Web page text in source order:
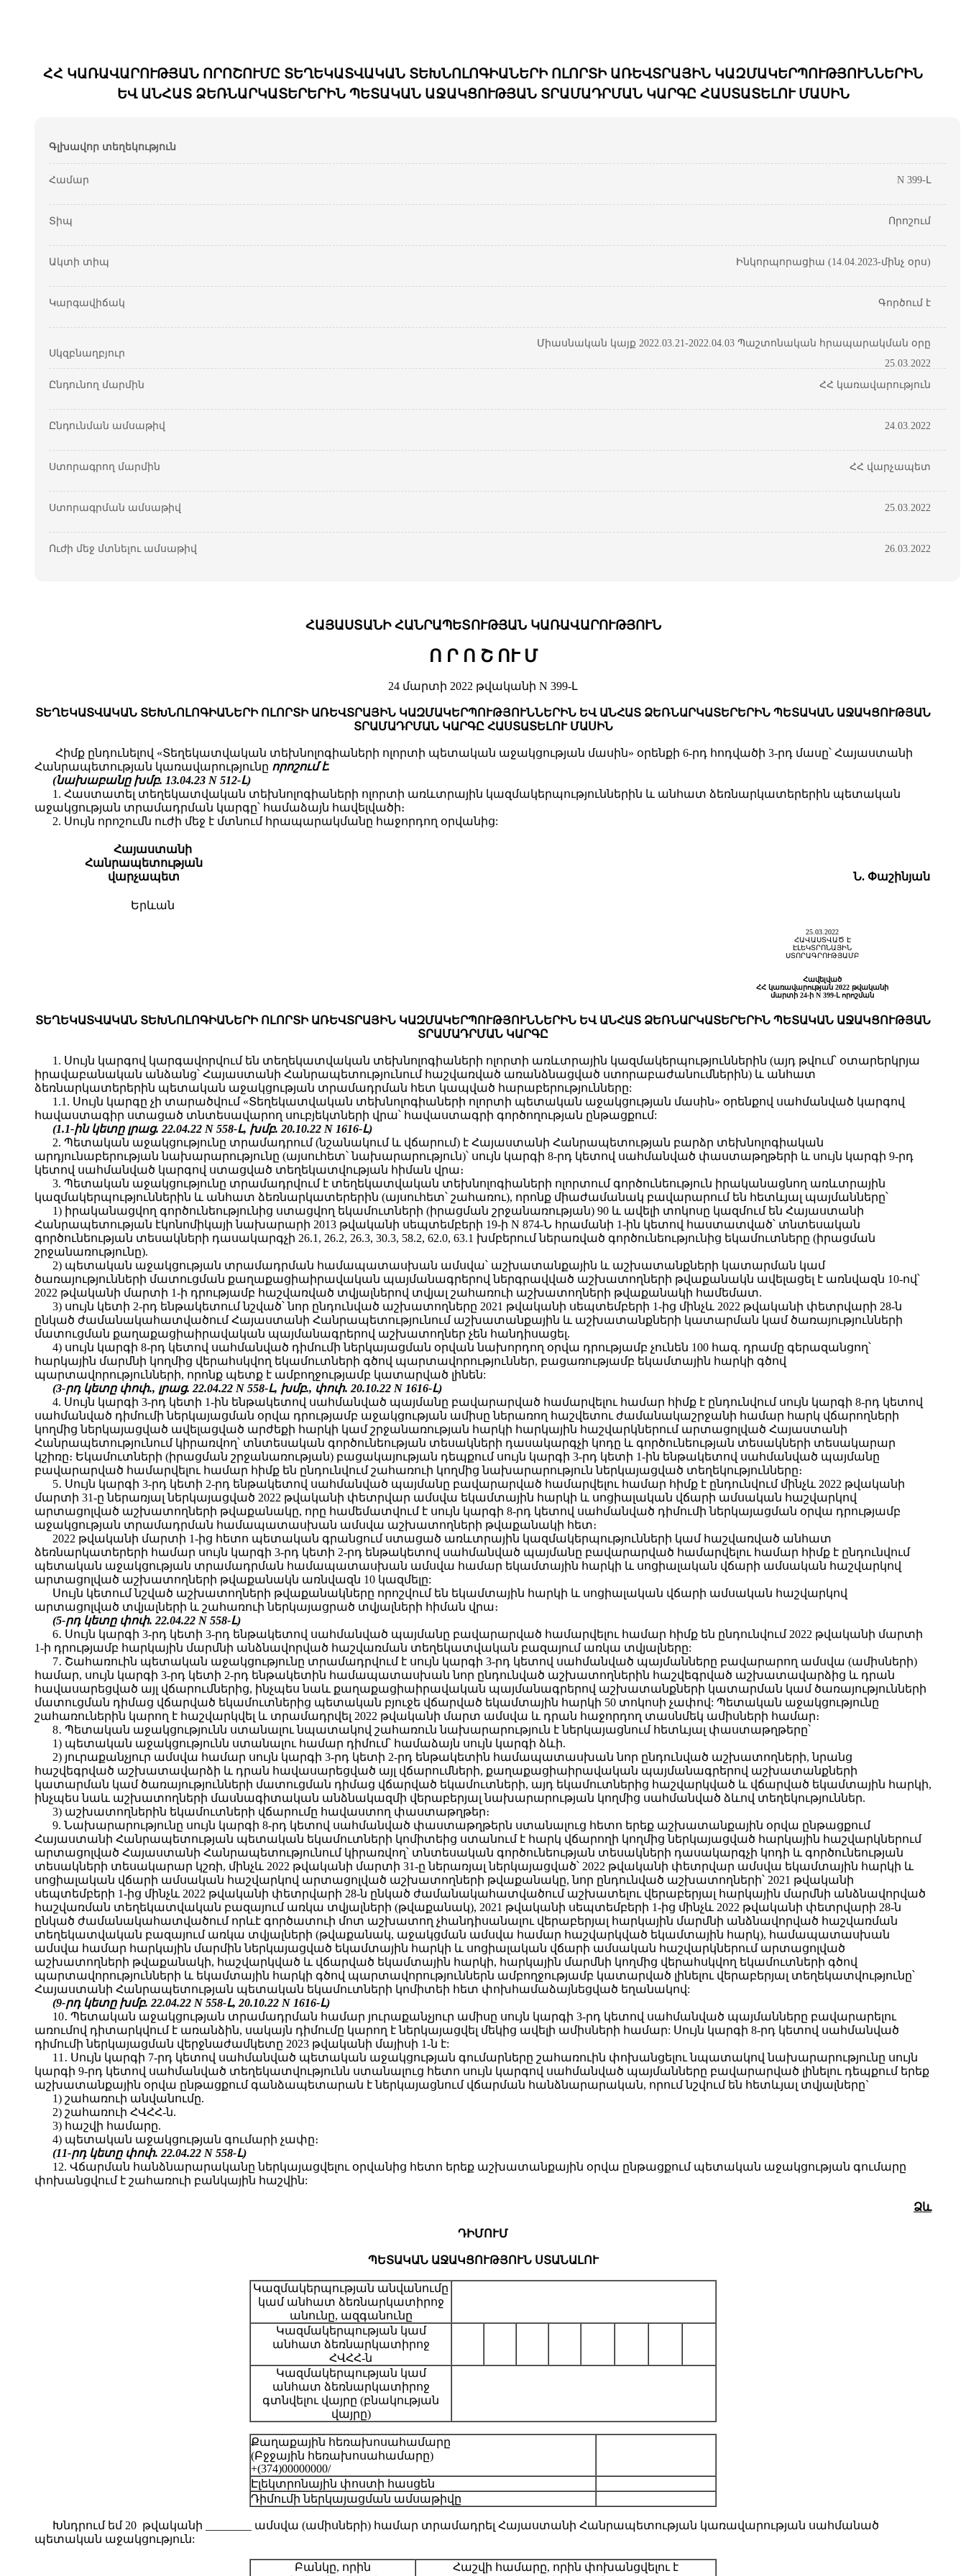
ՀՀ ԿԱՌԱՎԱՐՈՒԹՅԱՆ ՈՐՈՇՈՒՄԸ ՏԵՂԵԿԱՏՎԱԿԱՆ ՏԵԽՆՈԼՈԳԻԱՆԵՐԻ ՈԼՈՐՏԻ ԱՌԵՎՏՐԱՅԻՆ ԿԱԶՄԱԿԵՐՊՈՒԹՅՈՒՆՆԵՐԻՆ
ԵՎ ԱՆՀԱՏ ՁԵՌՆԱՐԿԱՏԵՐԵՐԻՆ ՊԵՏԱԿԱՆ ԱՋԱԿՑՈՒԹՅԱՆ ՏՐԱՄԱԴՐՄԱՆ ԿԱՐԳԸ ՀԱՍՏԱՏԵԼՈՒ ՄԱՍԻՆ
Գլխավոր տեղեկություն
Համար N 399-Լ
Տիպ Որոշում
Ակտի տիպ Ինկորպորացիա (14.04.2023-մինչ օրս)
Կարգավիճակ Գործում է
Սկզբնաղբյուր
Միասնական կայք 2022.03.21-2022.04.03 Պաշտոնական հրապարակման օրը
25.03.2022
Ընդունող մարմին
ՀՀ կառավարություն
Ընդունման ամսաթիվ 24.03.2022
Ստորագրող մարմին ՀՀ վարչապետ
Ստորագրման ամսաթիվ 25.03.2022
Ուժի մեջ մտնելու ամսաթիվ 26.03.2022
ՀԱՅԱՍՏԱՆԻ ՀԱՆՐԱՊԵՏՈՒԹՅԱՆ ԿԱՌԱՎԱՐՈՒԹՅՈՒՆ
Ո Ր Ո Շ ՈՒ Մ
24 մարտի 2022 թվականի N 399-Լ
ՏԵՂԵԿԱՏՎԱԿԱՆ ՏԵԽՆՈԼՈԳԻԱՆԵՐԻ ՈԼՈՐՏԻ ԱՌԵՎՏՐԱՅԻՆ ԿԱԶՄԱԿԵՐՊՈՒԹՅՈՒՆՆԵՐԻՆ ԵՎ ԱՆՀԱՏ ՁԵՌՆԱՐԿԱՏԵՐԵՐԻՆ ՊԵՏԱԿԱՆ ԱՋԱԿՑՈՒԹՅԱՆ
ՏՐԱՄԱԴՐՄԱՆ ԿԱՐԳԸ ՀԱՍՏԱՏԵԼՈՒ ՄԱՍԻՆ
Հիմք ընդունելով «Տեղեկատվական տեխնոլոգիաների ոլորտի պետական աջակցության մասին» օրենքի 6-րդ հոդվածի 3-րդ մասը՝ Հայաստանի
Հանրապետության կառավարությունը որոշում է.
(նախաբանը խմբ. 13.04.23 N 512-Լ)
1. Հաստատել տեղեկատվական տեխնոլոգիաների ոլորտի առևտրային կազմակերպություններին և անհատ ձեռնարկատերերին պետական
աջակցության տրամադրման կարգը՝ համաձայն հավելվածի։
2. Սույն որոշումն ուժի մեջ է մտնում հրապարակմանը հաջորդող օրվանից:
Հայաստանի
Հանրապետության
վարչապետ Ն. Փաշինյան
Երևան
25.03.2022
ՀԱՎԱՍՏՎԱԾ Է
ԷԼԵԿՏՐՈՆԱՅԻՆ
ՍՏՈՐԱԳՐՈՒԹՅԱՄԲ
Հավելված
ՀՀ կառավարության 2022 թվականի
մարտի 24-ի N 399-Լ որոշման
ՏԵՂԵԿԱՏՎԱԿԱՆ ՏԵԽՆՈԼՈԳԻԱՆԵՐԻ ՈԼՈՐՏԻ ԱՌԵՎՏՐԱՅԻՆ ԿԱԶՄԱԿԵՐՊՈՒԹՅՈՒՆՆԵՐԻՆ ԵՎ ԱՆՀԱՏ ՁԵՌՆԱՐԿԱՏԵՐԵՐԻՆ ՊԵՏԱԿԱՆ ԱՋԱԿՑՈՒԹՅԱՆ
ՏՐԱՄԱԴՐՄԱՆ ԿԱՐԳԸ
1. Սույն կարգով կարգավորվում են տեղեկատվական տեխնոլոգիաների ոլորտի առևտրային կազմակերպություններին (այդ թվում՝ օտարերկրյա
իրավաբանական անձանց՝ Հայաստանի Հանրապետությունում հաշվառված առանձնացված ստորաբաժանումներին) և անհատ
ձեռնարկատերերին պետական աջակցության տրամադրման հետ կապված հարաբերությունները:
1.1. Սույն կարգը չի տարածվում «Տեղեկատվական տեխնոլոգիաների ոլորտի պետական աջակցության մասին» օրենքով սահմանված կարգով
հավաստագիր ստացած տնտեսավարող սուբյեկտների վրա՝ հավաստագրի գործողության ընթացքում:
(1.1-ին կետը լրաց. 22.04.22 N 558-Լ, խմբ. 20.10.22 N 1616-Լ)
2. Պետական աջակցությունը տրամադրում (նշանակում և վճարում) է Հայաստանի Հանրապետության բարձր տեխնոլոգիական
արդյունաբերության նախարարությունը (այսուհետ՝ նախարարություն)՝ սույն կարգի 8-րդ կետով սահմանված փաստաթղթերի և սույն կարգի 9-րդ
կետով սահմանված կարգով ստացված տեղեկատվության հիման վրա։
3. Պետական աջակցությունը տրամադրվում է տեղեկատվական տեխնոլոգիաների ոլորտում գործունեություն իրականացնող առևտրային
կազմակերպություններին և անհատ ձեռնարկատերերին (այսուհետ՝ շահառու), որոնք միաժամանակ բավարարում են հետևյալ պայմանները՝
1) իրականացվող գործունեությունից ստացվող եկամուտների (իրացման շրջանառության) 90 և ավելի տոկոսը կազմում են Հայաստանի
Հանրապետության էկոնոմիկայի նախարարի 2013 թվականի սեպտեմբերի 19-ի N 874-Ն հրամանի 1-ին կետով հաստատված՝ տնտեսական
գործունեության տեսակների դասակարգչի 26.1, 26.2, 26.3, 30.3, 58.2, 62.0, 63.1 խմբերում ներառված գործունեությունից եկամուտները (իրացման
շրջանառությունը).
2) պետական աջակցության տրամադրման համապատասխան ամսվա՝ աշխատանքային և աշխատանքների կատարման կամ
ծառայությունների մատուցման քաղաքացիաիրավական պայմանագրերով ներգրավված աշխատողների թվաքանակն ավելացել է առնվազն 10-ով՝
2022 թվականի մարտի 1-ի դրությամբ հաշվառված տվյալներով տվյալ շահառուի աշխատողների թվաքանակի համեմատ.
3) սույն կետի 2-րդ ենթակետում նշված՝ նոր ընդունված աշխատողները 2021 թվականի սեպտեմբերի 1-ից մինչև 2022 թվականի փետրվարի 28-ն
ընկած ժամանակահատվածում Հայաստանի Հանրապետությունում աշխատանքային և աշխատանքների կատարման կամ ծառայությունների
մատուցման քաղաքացիաիրավական պայմանագրերով աշխատողներ չեն հանդիսացել.
4) սույն կարգի 8-րդ կետով սահմանված դիմումի ներկայացման օրվան նախորդող օրվա դրությամբ չունեն 100 հազ. դրամը գերազանցող՝
հարկային մարմնի կողմից վերահսկվող եկամուտների գծով պարտավորություններ, բացառությամբ եկամտային հարկի գծով
պարտավորությունների, որոնք պետք է ամբողջությամբ կատարված լինեն:
(3-րդ կետը փոփ., լրաց. 22.04.22 N 558-Լ, խմբ., փոփ. 20.10.22 N 1616-Լ)
4. Սույն կարգի 3-րդ կետի 1-ին ենթակետով սահմանված պայմանը բավարարված համարվելու համար հիմք է ընդունվում սույն կարգի 8-րդ կետով
սահմանված դիմումի ներկայացման օրվա դրությամբ աջակցության ամիսը ներառող հաշվետու ժամանակաշրջանի համար հարկ վճարողների
կողմից ներկայացված ավելացված արժեքի հարկի կամ շրջանառության հարկի հարկային հաշվարկներում արտացոլված Հայաստանի
Հանրապետությունում կիրառվող՝ տնտեսական գործունեության տեսակների դասակարգչի կոդը և գործունեության տեսակների տեսակարար
կշիռը։ Եկամուտների (իրացման շրջանառության) բացակայության դեպքում սույն կարգի 3-րդ կետի 1-ին ենթակետով սահմանված պայմանը
բավարարված համարվելու համար հիմք են ընդունվում շահառուի կողմից նախարարություն ներկայացված տեղեկությունները։
5․ Սույն կարգի 3-րդ կետի 2-րդ ենթակետով սահմանված պայմանը բավարարված համարվելու համար հիմք է ընդունվում մինչև 2022 թվականի
մարտի 31-ը ներառյալ ներկայացված 2022 թվականի փետրվար ամսվա եկամտային հարկի և սոցիալական վճարի ամսական հաշվարկով
արտացոլված աշխատողների թվաքանակը, որը համեմատվում է սույն կարգի 8-րդ կետով սահմանված դիմումի ներկայացման օրվա դրությամբ
աջակցության տրամադրման համապատասխան ամսվա աշխատողների թվաքանակի հետ։
2022 թվականի մարտի 1-ից հետո պետական գրանցում ստացած առևտրային կազմակերպությունների կամ հաշվառված անհատ
ձեռնարկատերերի համար սույն կարգի 3-րդ կետի 2-րդ ենթակետով սահմանված պայմանը բավարարված համարվելու համար հիմք է ընդունվում
պետական աջակցության տրամադրման համապատասխան ամսվա համար եկամտային հարկի և սոցիալական վճարի ամսական հաշվարկով
արտացոլված աշխատողների թվաքանակն առնվազն 10 կազմելը:
Սույն կետում նշված աշխատողների թվաքանակները որոշվում են եկամտային հարկի և սոցիալական վճարի ամսական հաշվարկով
արտացոլված տվյալների և շահառուի ներկայացրած տվյալների հիման վրա։
(5-րդ կետը փոփ. 22.04.22 N 558-Լ)
6․ Սույն կարգի 3-րդ կետի 3-րդ ենթակետով սահմանված պայմանը բավարարված համարվելու համար հիմք են ընդունվում 2022 թվականի մարտի
1-ի դրությամբ հարկային մարմնի անձնավորված հաշվառման տեղեկատվական բազայում առկա տվյալները:
7․ Շահառուին պետական աջակցությունը տրամադրվում է սույն կարգի 3-րդ կետով սահմանված պայմանները բավարարող ամսվա (ամիսների)
համար, սույն կարգի 3-րդ կետի 2-րդ ենթակետին համապատասխան նոր ընդունված աշխատողներին հաշվեգրված աշխատավարձից և դրան
հավասարեցված այլ վճարումներից, ինչպես նաև քաղաքացիաիրավական պայմանագրերով աշխատանքների կատարման կամ ծառայությունների
մատուցման դիմաց վճարված եկամուտներից պետական բյուջե վճարված եկամտային հարկի 50 տոկոսի չափով: Պետական աջակցությունը
շահառուներին կարող է հաշվարկվել և տրամադրվել 2022 թվականի մարտ ամսվա և դրան հաջորդող տասնմեկ ամիսների համար։
8․ Պետական աջակցությունն ստանալու նպատակով շահառուն նախարարություն է ներկայացնում հետևյալ փաստաթղթերը՝
1) պետական աջակցությունն ստանալու համար դիմում՝ համաձայն սույն կարգի ձևի.
2) յուրաքանչյուր ամսվա համար սույն կարգի 3-րդ կետի 2-րդ ենթակետին համապատասխան նոր ընդունված աշխատողների, նրանց
հաշվեգրված աշխատավարձի և դրան հավասարեցված այլ վճարումների, քաղաքացիաիրավական պայմանագրերով աշխատանքների
կատարման կամ ծառայությունների մատուցման դիմաց վճարված եկամուտների, այդ եկամուտներից հաշվարկված և վճարված եկամտային հարկի,
ինչպես նաև աշխատողների մասնագիտական անձնակազմի վերաբերյալ նախարարության կողմից սահմանված ձևով տեղեկություններ.
3) աշխատողներին եկամուտների վճարումը հավաստող փաստաթղթեր։
9. Նախարարությունը սույն կարգի 8-րդ կետով սահմանված փաստաթղթերն ստանալուց հետո երեք աշխատանքային օրվա ընթացքում
Հայաստանի Հանրապետության պետական եկամուտների կոմիտեից ստանում է հարկ վճարողի կողմից ներկայացված հարկային հաշվարկներում
արտացոլված Հայաստանի Հանրապետությունում կիրառվող՝ տնտեսական գործունեության տեսակների դասակարգչի կոդի և գործունեության
տեսակների տեսակարար կշռի, մինչև 2022 թվականի մարտի 31-ը ներառյալ ներկայացված՝ 2022 թվականի փետրվար ամսվա եկամտային հարկի և
սոցիալական վճարի ամսական հաշվարկով արտացոլված աշխատողների թվաքանակը, նոր ընդունված աշխատողների՝ 2021 թվականի
սեպտեմբերի 1-ից մինչև 2022 թվականի փետրվարի 28-ն ընկած ժամանակահատվածում աշխատելու վերաբերյալ հարկային մարմնի անձնավորված
հաշվառման տեղեկատվական բազայում առկա տվյալների (թվաքանակ), 2021 թվականի սեպտեմբերի 1-ից մինչև 2022 թվականի փետրվարի 28-ն
ընկած ժամանակահատվածում որևէ գործատուի մոտ աշխատող չհանդիսանալու վերաբերյալ հարկային մարմնի անձնավորված հաշվառման
տեղեկատվական բազայում առկա տվյալների (թվաքանակ, աջակցման ամսվա համար հաշվարկված եկամտային հարկ), համապատասխան
ամսվա համար հարկային մարմին ներկայացված եկամտային հարկի և սոցիալական վճարի ամսական հաշվարկներում արտացոլված
աշխատողների թվաքանակի, հաշվարկված և վճարված եկամտային հարկի, հարկային մարմնի կողմից վերահսկվող եկամուտների գծով
պարտավորությունների և եկամտային հարկի գծով պարտավորություններն ամբողջությամբ կատարված լինելու վերաբերյալ տեղեկատվությունը՝
Հայաստանի Հանրապետության պետական եկամուտների կոմիտեի հետ փոխհամաձայնեցված եղանակով:
(9-րդ կետը խմբ. 22.04.22 N 558-Լ, 20.10.22 N 1616-Լ)
10․ Պետական աջակցության տրամադրման համար յուրաքանչյուր ամիսը սույն կարգի 3-րդ կետով սահմանված պայմանները բավարարելու
առումով դիտարկվում է առանձին, սակայն դիմումը կարող է ներկայացվել մեկից ավելի ամիսների համար: Սույն կարգի 8-րդ կետով սահմանված
դիմումի ներկայացման վերջնաժամկետը 2023 թվականի մայիսի 1-ն է:
11․ Սույն կարգի 7-րդ կետով սահմանված պետական աջակցության գումարները շահառուին փոխանցելու նպատակով նախարարությունը սույն
կարգի 9-րդ կետով սահմանված տեղեկատվությունն ստանալուց հետո սույն կարգով սահմանված պայմանները բավարարված լինելու դեպքում երեք
աշխատանքային օրվա ընթացքում գանձապետարան է ներկայացնում վճարման հանձնարարական, որում նշվում են հետևյալ տվյալները`
1) շահառուի անվանումը.
2) շահառուի ՀՎՀՀ-ն.
3) հաշվի համարը.
4) պետական աջակցության գումարի չափը։
(11-րդ կետը փոփ. 22.04.22 N 558-Լ)
12. Վճարման հանձնարարականը ներկայացվելու օրվանից հետո երեք աշխատանքային օրվա ընթացքում պետական աջակցության գումարը
փոխանցվում է շահառուի բանկային հաշվին:
Ձև
ԴԻՄՈՒՄ
ՊԵՏԱԿԱՆ ԱՋԱԿՑՈՒԹՅՈՒՆ ՍՏԱՆԱԼՈՒ
Կազմակերպության անվանումը
կամ անհատ ձեռնարկատիրոջ
անունը, ազգանունը
Կազմակերպության կամ
անհատ ձեռնարկատիրոջ
ՀՎՀՀ-ն
Կազմակերպության կամ
անհատ ձեռնարկատիրոջ
գտնվելու վայրը (բնակության
վայրը)
Քաղաքային հեռախոսահամարը
(Բջջային հեռախոսահամարը)
+(374)00000000/
Էլեկտրոնային փոստի հասցեն
Դիմումի ներկայացման ամսաթիվը
Խնդրում եմ 20 թվականի ________ ամսվա (ամիսների) համար տրամադրել Հայաստանի Հանրապետության կառավարության սահմանած
պետական աջակցություն:
Բանկը, որին
Հաշվի համարը, որին փոխանցվելու է